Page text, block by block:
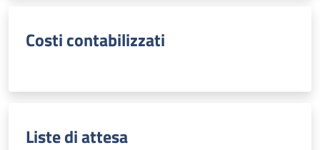
Costi contabilizzati
Liste di attesa